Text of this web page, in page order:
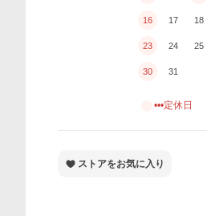
16 17 18
23 24 25
30 31
•••定休日
ストアをお気に入り